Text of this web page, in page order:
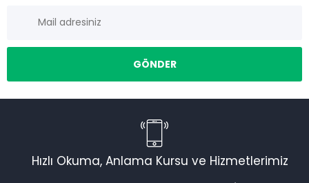
Hızlı Okuma, Anlama Kursu ve Hizmetlerimiz
Müşteri Temsilcisi